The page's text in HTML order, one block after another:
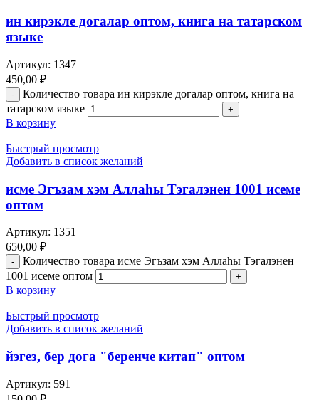
ин кирэкле догалар оптом, книга на татарском
языке
Артикул: 1347
450,00 ₽
Количество товара ин кирэкле догалар оптом, книга на
татарском языке
В корзину
Быстрый просмотр
Добавить в список желаний
исме Эгъзам хэм Аллаһы Тэгалэнен 1001 исеме
оптом
Артикул: 1351
650,00 ₽
Количество товара исме Эгъзам хэм Аллаһы Тэгалэнен
1001 исеме оптом
В корзину
Быстрый просмотр
Добавить в список желаний
йэгез, бер дога "беренче китап" оптом
Артикул: 591